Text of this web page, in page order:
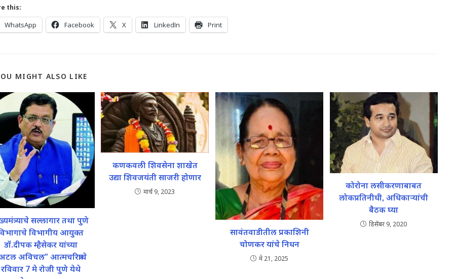
this:
WhatsApp Facebook X LinkedIn Print
MIGHT ALSO LIKE
सल्लागार तथा पुणे
विभागीय आयुक्त
डॉ.दीपक म्हैसेकर यांच्या
अविचल” आत्मचरित्राचे
रविवार 7 मे रोजी पुणे येथे
कणकवली शिवसेना शाखेत
उद्या शिवजयंती साजरी होणार
मार्च 9, 2023
सावंतवाडीतील प्रकाशिनी
चोणकर यांचे निधन
मे 21, 2025
कोरोना लसीकरणाबाबत
लोकप्रतिनीधी, अधिकाऱ्यांची
बैठक घ्या
डिसेंबर 9, 2020